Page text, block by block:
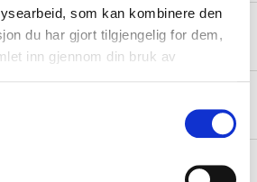
som kan kombinere den
du har gjort tilgjengelig for dem,
inn gjennom din bruk av
og øvrige dokumenter